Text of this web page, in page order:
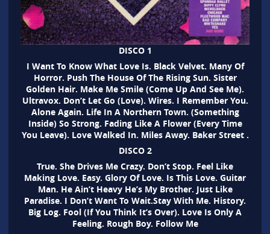
DISCO 1
I Want To Know What Love Is. Black Velvet. Many Of
Horror. Push The House Of The Rising Sun. Sister
Golden Hair. Make Me Smile (Come Up And See Me).
Ultravox. Don’t Let Go (Love). Wires. I Remember You.
Alone Again. Life In A Northern Town. (Something
Inside) So Strong. Fading Like A Flower (Every Time
You Leave). Love Walked In. Miles Away. Baker Street .
DISCO 2
True. She Drives Me Crazy. Don’t Stop. Feel Like
Making Love. Easy. Glory Of Love. Is This Love. Guitar
Man. He Ain’t Heavy He’s My Brother. Just Like
Paradise. I Don’t Want To Wait.Stay With Me. History.
Big Log. Fool (If You Think It’s Over). Love Is Only A
Feeling. Rough Boy. Follow Me